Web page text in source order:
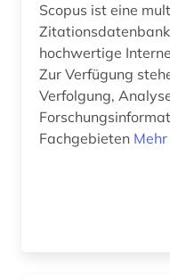
Scopus ist eine
hochwertige
Zur Verfügung
Verfolgung,
Fachgebieten